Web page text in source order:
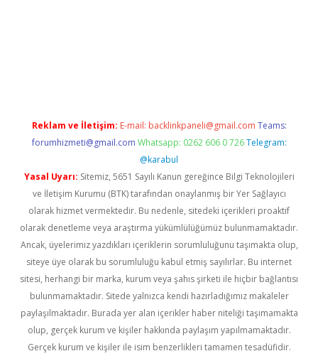
Reklam ve İletişim: E-mail: backlinkpaneli@gmail.com Teams:
forumhizmeti@gmail.com Whatsapp: 0262 606 0 726 Telegram:
@karabul
Yasal Uyarı: Sitemiz, 5651 Sayılı Kanun gereğince Bilgi Teknolojileri
ve İletişim Kurumu (BTK) tarafından onaylanmış bir Yer Sağlayıcı
olarak hizmet vermektedir. Bu nedenle, sitedeki içerikleri proaktif
olarak denetleme veya araştırma yükümlülüğümüz bulunmamaktadır.
Ancak, üyelerimiz yazdıkları içeriklerin sorumluluğunu taşımakta olup,
siteye üye olarak bu sorumluluğu kabul etmiş sayılırlar. Bu internet
sitesi, herhangi bir marka, kurum veya şahıs şirketi ile hiçbir bağlantısı
bulunmamaktadır. Sitede yalnızca kendi hazırladığımız makaleler
paylaşılmaktadır. Burada yer alan içerikler haber niteliği taşımamakta
olup, gerçek kurum ve kişiler hakkında paylaşım yapılmamaktadır.
Gerçek kurum ve kişiler ile isim benzerlikleri tamamen tesadüfidir.